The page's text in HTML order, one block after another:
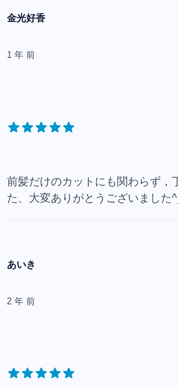
金光好香
1 年 前
前髪だけのカットにも関わらず，
た、大変ありがとうございまし
あいき
2 年 前